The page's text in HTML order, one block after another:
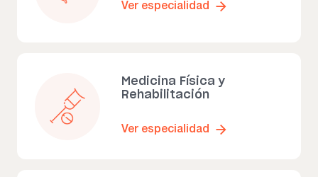
Ver especialidad
Medicina Física y
Rehabilitación
Ver especialidad